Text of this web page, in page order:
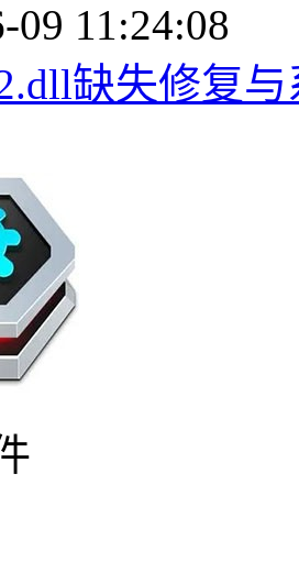
09 11:24:08
缺失修复